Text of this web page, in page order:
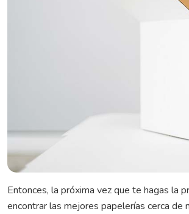
Entonces, la próxima vez que te hagas la
encontrar las mejores papelerías cerca de